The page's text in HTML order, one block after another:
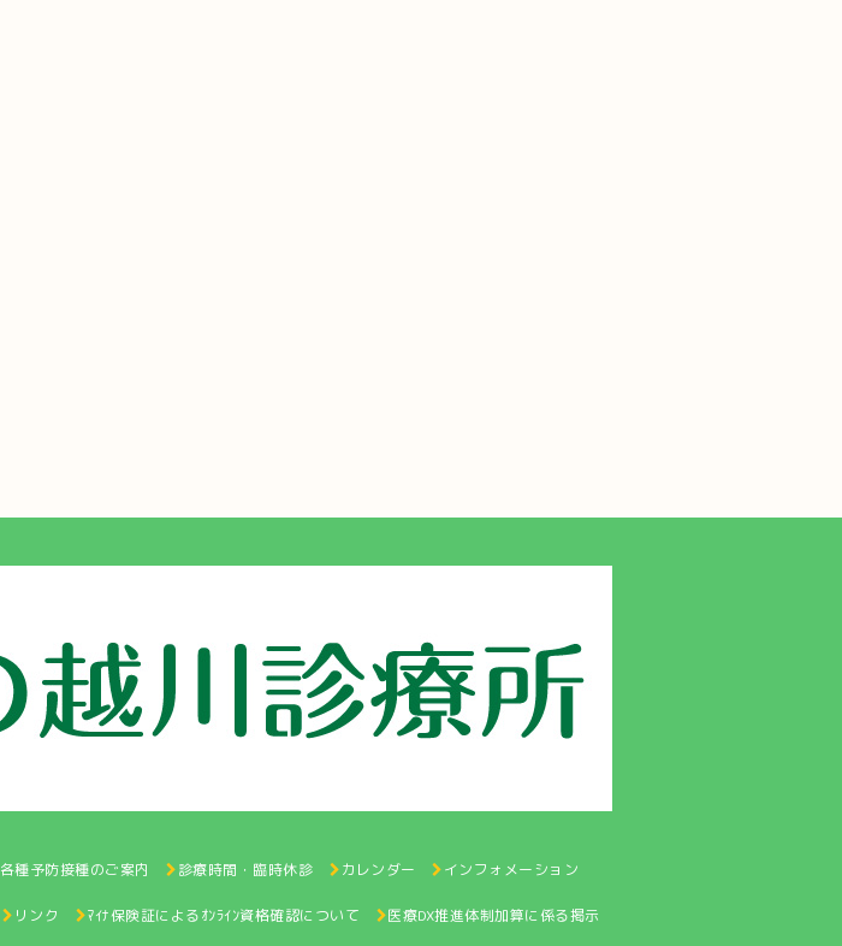
各種予防接種のご案内 診療時間・臨時休診 カレンダー インフォメーション
リンク ﾏｲﾅ保険証によるｵﾝﾗｲﾝ資格確認について 医療DX推進体制加算に係る掲示